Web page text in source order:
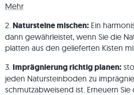
Mehr
2. Natursteine mischen: Ein
dann gewährleistet, wenn Sie die
platten aus den gelieferten Kisten
3. Imprägnierung richtig planen:
jeden Natursteinboden zu
schmutzabweisend ist. Erneuern